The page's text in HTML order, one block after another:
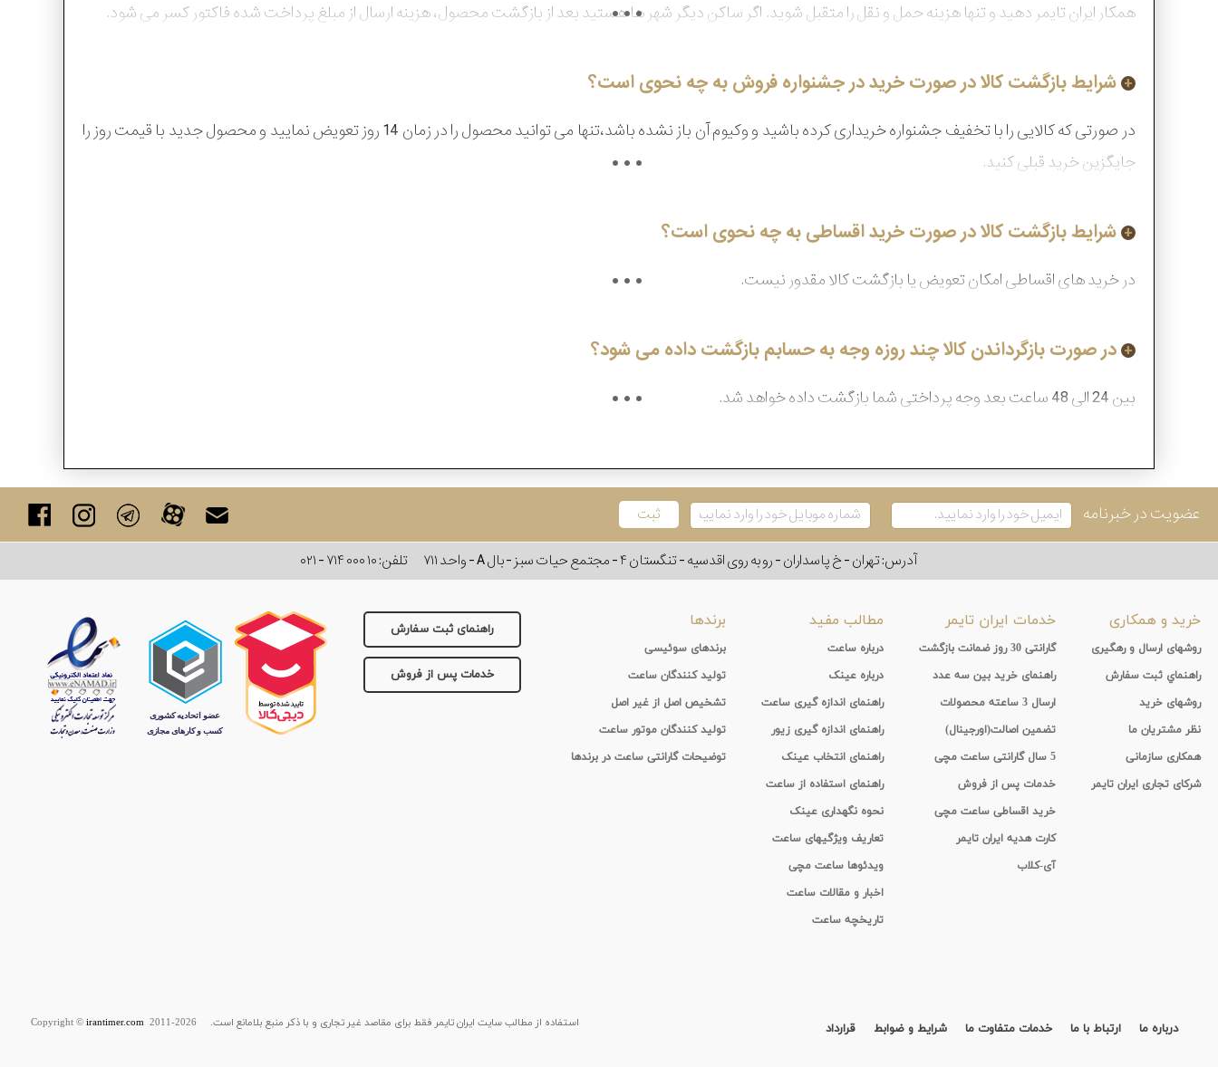
همکار ایران تایمر دهید و تنها هزینه حمل و نقل را متقبل شوید. اگر ساکن دیگر شهر ها هستید بعد از بازگشت محصول، هزینه ارسال از مبلغ پرداخت شده فاکتور کسر می شود.
شرایط بازگشت کالا در صورت خرید در جشنواره فروش به چه نحوی است؟
در صورتی که کالایی را با تخفیف جشنواره خریداری کرده باشید و وکیوم آن باز نشده باشد،تنها می توانید محصول را در زمان 14 روز تعویض نمایید و محصول جدید با قیمت روز را
جایگزین خرید قبلی کنید.
شرایط بازگشت کالا در صورت خرید اقساطی به چه نحوی است؟
در خرید های اقساطی امکان تعویض یا بازگشت کالا مقدور نیست.
در صورت بازگرداندن کالا چند روزه وجه به حسابم بازگشت داده می شود؟
بین 24 الی 48 ساعت بعد وجه پرداختی شما بازگشت داده خواهد شد.
عضویت در خبرنامه
آدرس: تهران - خ پاسداران - رو به روی اقدسیه - تنگستان ۴ - مجتمع حیات سبز - بال A - واحد ۷۱۱ تلفن:۰۲۱ - ۷۱۴ ۰۰۰ ۱۰
راهنمای ثبت سفارش
خدمات پس از فروش
خرید و همکاری
روشهای ارسال و رهگیری
راهنماي ثبت سفارش
روشهای خرید
نظر مشتریان ما
همکاری سازمانی
شرکای تجاری ایران تایمر
خدمات ایران تایمر
گارانتی 30 روز ضمانت بازگشت
راهنمای خرید بین سه عدد
ارسال 3 ساعته محصولات
تضمین اصالت(اورجینال)
5 سال گارانتی ساعت مچی
خدمات پس از فروش
خرید اقساطی ساعت مچی
کارت هدیه ایران تایمر
آی-کلاب
مطالب مفید
درباره ساعت
درباره عینک
راهنمای اندازه گیری ساعت
راهنمای اندازه گیری زیور
راهنمای انتخاب عینک
راهنمای استفاده از ساعت
نحوه نگهداری عینک
تعاریف ویژگیهای ساعت
ویدئوها ساعت مچی
اخبار و مقالات ساعت
تاریخچه ساعت
برندها
برندهای سوئیسی
تولید کنندگان ساعت
تشخیص اصل از غیر اصل
تولید کنندگان موتور ساعت
توضیحات گارانتی ساعت در برندها
درباره ما ارتباط با ما خدمات متفاوت ما شرایط و ضوابط قرارداد استفاده از مطالب سايت ایران تایمر فقط برای مقاصد غیر تجاری و با ذکر منبع بلامانع است. Copyright © irantimer.com2011-2026